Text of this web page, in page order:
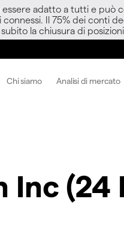
adatto a tutti e
Il 75% dei conti
la chiusura di
Chi siamo Analisi di mercato
Inc (24